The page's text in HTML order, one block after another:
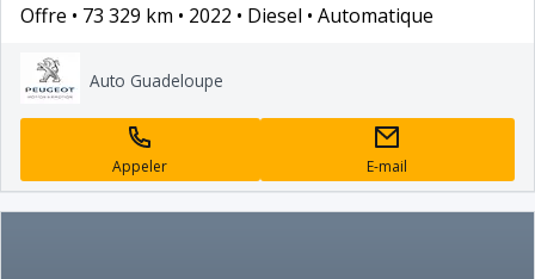
Offre 73 329 km 2022 Diesel Automatique
Auto Guadeloupe
Appeler E-mail